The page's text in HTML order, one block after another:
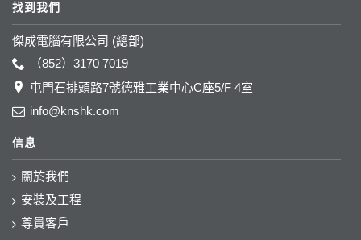
找到我們
傑成電腦有限公司 (總部)
（852）3170 7019
屯門石排頭路7號德雅工業中心C座5/F 4室
info@knshk.com
信息
關於我們
安裝及工程
尊貴客戶